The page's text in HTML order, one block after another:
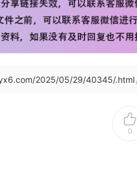
2025/05/29/40345/.html
0